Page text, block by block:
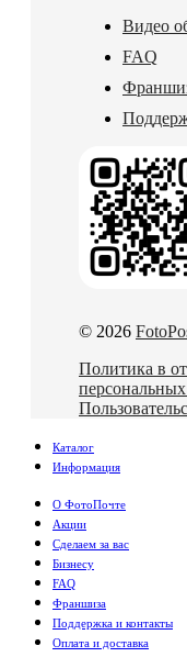
Видео
FAQ
© 2026
Политика в
Каталог
Информация
О ФотоПочте
Акции
Сделаем за вас
Бизнесу
FAQ
Франшиза
Поддержка и контакты
Оплата и доставка